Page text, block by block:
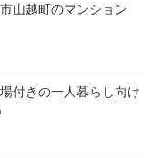
山越町のマンション
付きの一人暮らし向け